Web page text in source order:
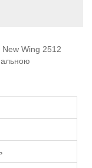
New Wing 2512